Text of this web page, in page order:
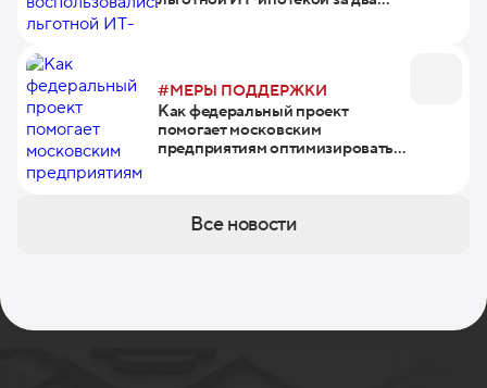
#МЕРЫ ПОДДЕРЖКИ
Как федеральный проект
помогает московским
предприятиям оптимизировать
Все новости